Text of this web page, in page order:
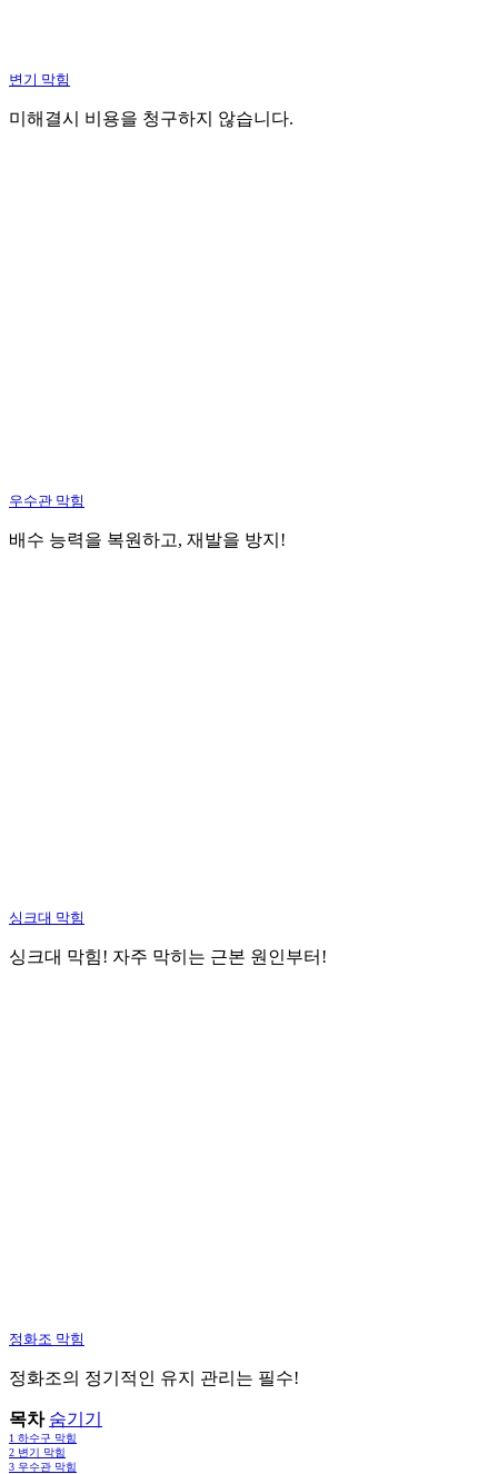
변기 막힘
미해결시 비용을 청구하지 않습니다.
우수관 막힘
배수 능력을 복원하고, 재발을 방지!
싱크대 막힘
싱크대 막힘! 자주 막히는 근본 원인부터!
정화조 막힘
정화조의 정기적인 유지 관리는 필수!
목차 숨기기
1 하수구 막힘
2 변기 막힘
3 우수관 막힘